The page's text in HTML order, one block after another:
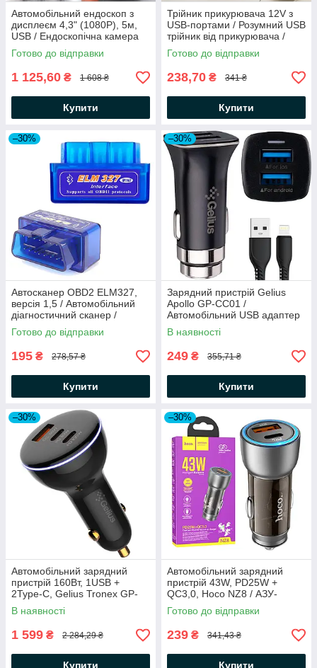
Автомобільний ендоскоп з
дисплеєм 4,3" (1080P), 5м,
USB / Ендоскопічна камера
для авто / Камера ендоскоп
Готово до відправки
1 125,60 ₴ 1 608 ₴
Купити
Трійник прикурювача 12V з
USB-портами / Розумний USB
трійник від прикурювача /
Автомобільний подовжувач
Готово до відправки
238,70 ₴ 341 ₴
Купити
–30%
Автосканер OBD2 ELM327,
версія 1,5 / Автомобільний
діагностичний сканер /
Адаптер для діагностики авто
Готово до відправки
195 ₴ 278,57 ₴
Купити
–30%
Зарядний пристрій Gelius
Apollo GP-CC01 /
Автомобільний USB адаптер
В наявності
249 ₴ 355,71 ₴
Купити
–30%
Автомобільний зарядний
пристрій 160Вт, 1USB +
2Type-C, Gelius Tronex GP-
CC012 / адаптер USB в
прикурювач / Адаптер
В наявності
1 599 ₴ 2 284,29 ₴
Купити
–30%
Автомобільний зарядний
пристрій 43W, PD25W +
QC3,0, Hoco NZ8 / АЗУ-
адаптер з підсвіткою /
Зарядка в автомобіль /
Готово до відправки
239 ₴ 341,43 ₴
Купити